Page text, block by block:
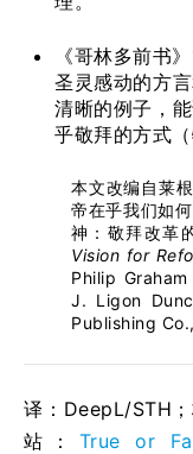
《哥林多前书
圣灵感动的方
清晰的例子，
乎敬拜的方式
本文改编自莱
帝在乎我们如
神：敬拜改革
Vision for
Philip
J. Ligon
Publishing
译：DeepL/STH；
站： True or